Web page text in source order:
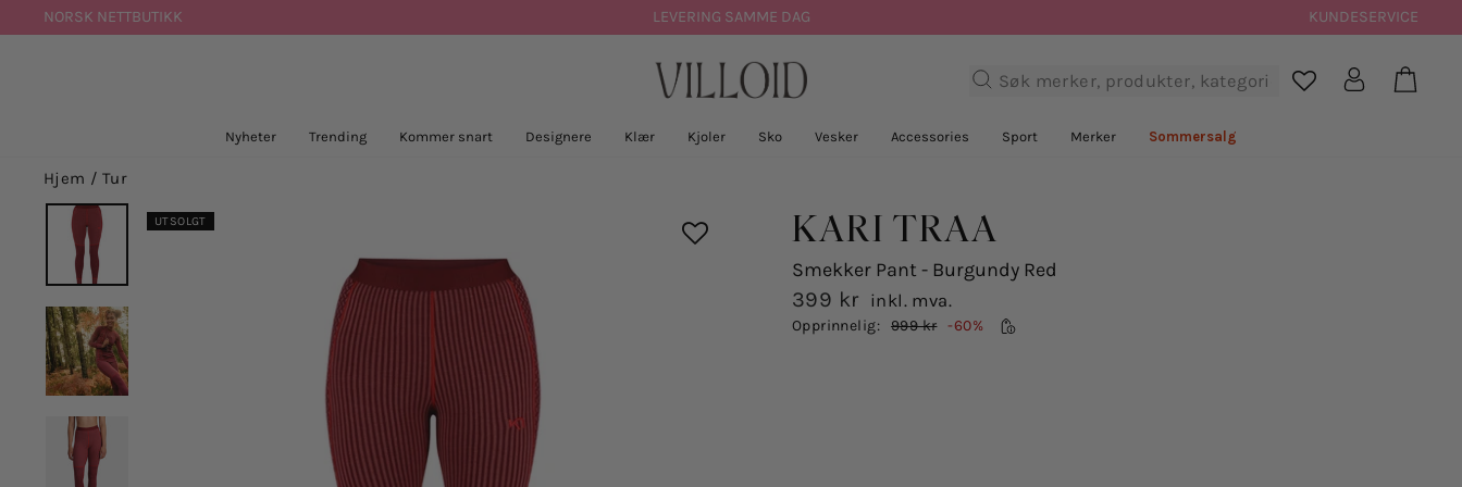
til
NORSK NETTBUTIKK LEVERING SAMME DAG KUNDESERVICE
Søk  Logg inn
Nyheter Trending Kommer snart Designere Klær Kjoler Sko Vesker Accessories Sport Merker Sommersalg
Hjem / Tur
UTSOLGT KARI TRAA
Smekker Pant - Burgundy Red
399 kr inkl. mva.
Opprinnelig: 999 kr
Salgspris -60%